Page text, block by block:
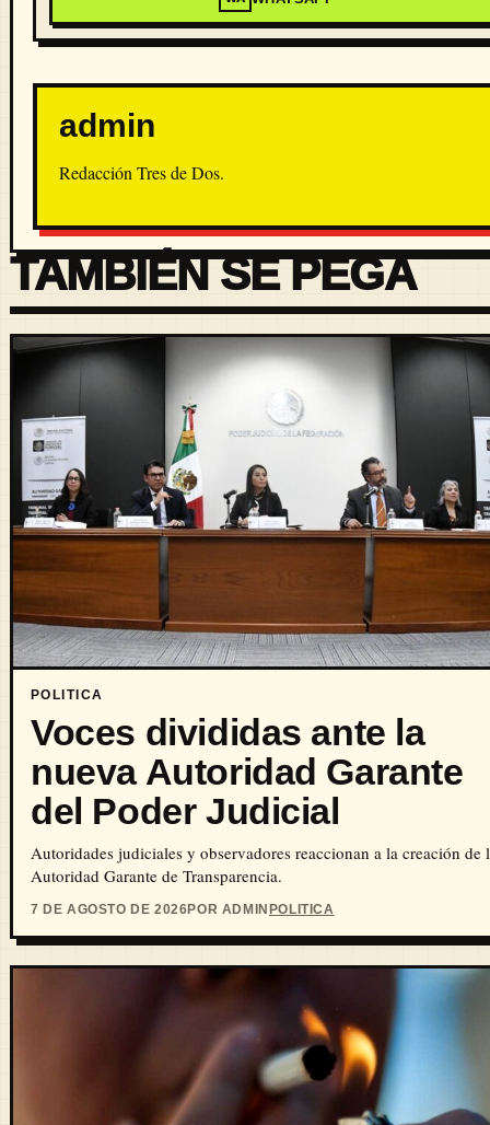
admin
Redacción Tres de Dos.
TAMBIÉN SE PEGA
POLITICA
Voces divididas ante la
nueva Autoridad Garante
del Poder Judicial
Autoridades judiciales y observadores reaccionan a la creación de
Autoridad Garante de Transparencia.
7 DE AGOSTO DE 2026POR ADMIN POLITICA